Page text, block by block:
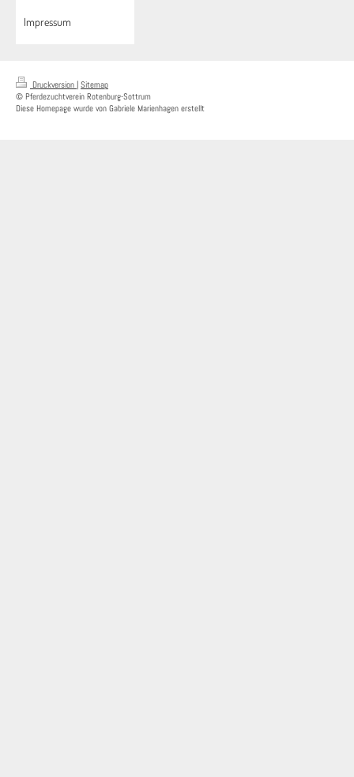
Impressum
Druckversion | Sitemap
© Pferdezuchtverein Rotenburg-Sottrum
Diese Homepage wurde von Gabriele Marienhagen erstellt